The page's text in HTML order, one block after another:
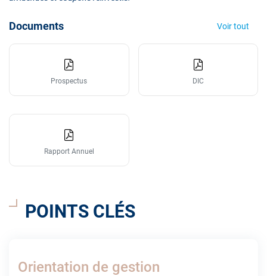
Documents Voir tout
Prospectus DIC
Rapport Annuel
POINTS CLÉS
Orientation de gestion